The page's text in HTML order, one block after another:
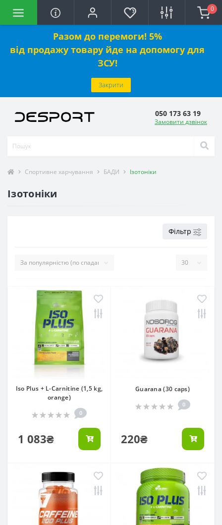
Разом до перемоги! 5%
від продажу товару йде на допомогу для
ЗСУ!
Закрити
0
050 173 63 19
Замовити дзвінок
Спортивне харчування БАДИ Ізотоніки
Ізотоніки
Фільтр
Iso Plus + L-Carnitine (1,5 kg,
orange)
0
1 083₴
Guarana (30 caps)
0
220₴